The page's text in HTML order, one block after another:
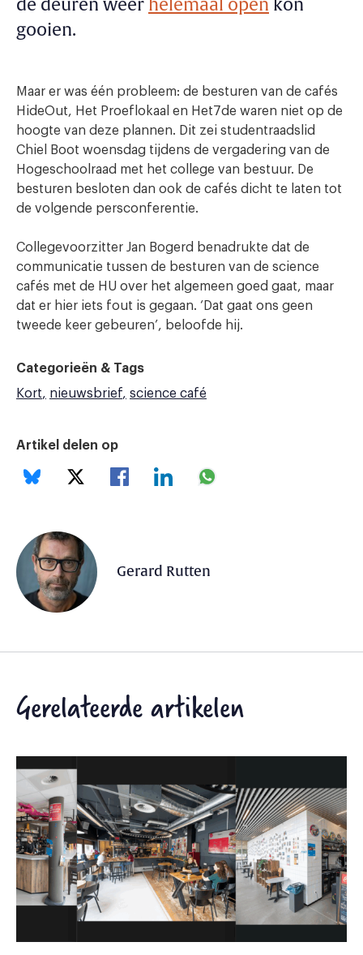
de deuren weer helemaal open kon
gooien.
Maar er was één probleem: de besturen van de cafés
HideOut, Het Proeflokaal en Het7de waren niet op de
hoogte van deze plannen. Dit zei studentraadslid
Chiel Boot woensdag tijdens de vergadering van de
Hogeschoolraad met het college van bestuur. De
besturen besloten dan ook de cafés dicht te laten tot
de volgende persconferentie.
Collegevoorzitter Jan Bogerd benadrukte dat de
communicatie tussen de besturen van de science
cafés met de HU over het algemeen goed gaat, maar
dat er hier iets fout is gegaan. ‘Dat gaat ons geen
tweede keer gebeuren’, beloofde hij.
Categorieën & Tags
Kort
nieuwsbrief science café
Artikel delen op
Gerard Rutten
Gerelateerde artikelen